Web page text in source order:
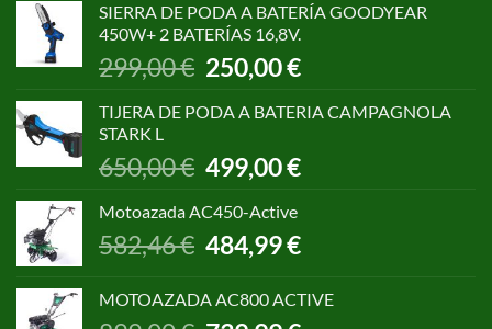
era:
1.055,00 €.
es:
SIERRA DE PODA A BATERÍA GOODYEAR
450W+ 2 BATERÍAS 16,8V.
299,00€ El
precio
original
299,00 €.
250,00€El
actual
250,00 €.
TIJERA DE PODA A BATERIA CAMPAGNOLA
STARK L
650,00€
El
precio
original
650,00 €.
499,00€El
499,00 €.
Motoazada AC450-Active
582,46€
El
precio
era:
484,99€El
es:
MOTOAZADA AC800 ACTIVE